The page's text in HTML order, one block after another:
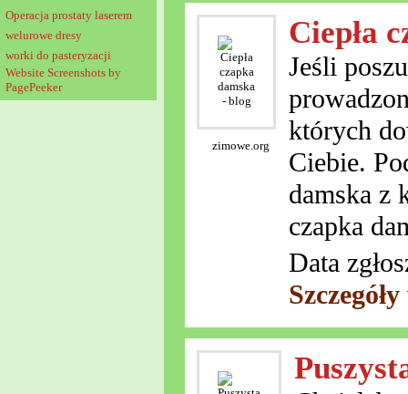
Operacja prostaty laserem
welurowe dresy
worki do pasteryzacji
Website Screenshots by
PagePeeker
zimowe.org
Ciepła
Jeśli
których
Ciebie.
damska z
czapka
Data